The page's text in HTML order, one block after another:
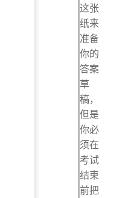
这张
纸来
准备
你的
答案
草
稿，
但是
你必
须在
考试
结束
前把